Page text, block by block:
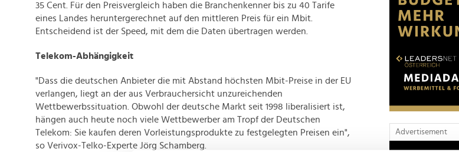
35 Cent. Für den Preisvergleich haben die Branchenkenner bis zu 40 Tarife
eines Landes heruntergerechnet auf den mittleren Preis für ein Mbit.
Entscheidend ist der Speed, mit dem die Daten übertragen werden.
Telekom-Abhängigkeit
"Dass die deutschen Anbieter die mit Abstand höchsten Mbit-Preise in der EU
verlangen, liegt an der aus Verbrauchersicht unzureichenden
Wettbewerbssituation. Obwohl der deutsche Markt seit 1998 liberalisiert ist,
hängen auch heute noch viele Wettbewerber am Tropf der Deutschen
Telekom: Sie kaufen deren Vorleistungsprodukte zu festgelegten Preisen ein",
so Verivox-Telko-Experte Jörg Schamberg.
Advertisement